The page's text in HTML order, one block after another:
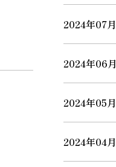
2024年07月
2024年06月
2024年05月
2024年04月